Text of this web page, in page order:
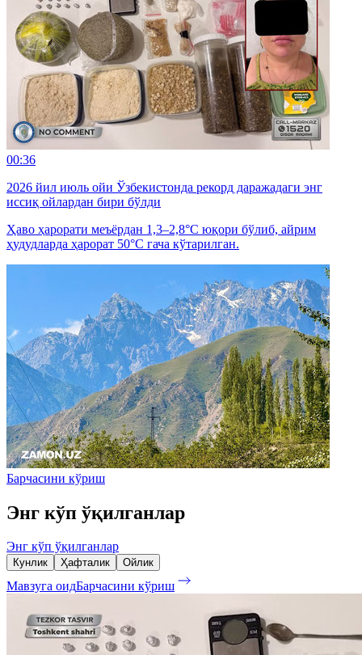
00:36
2026 йил июль ойи Ўзбекистонда рекорд даражадаги энг
иссиқ ойлардан бири бўлди
Ҳаво ҳарорати меъёрдан 1,3–2,8°C юқори бўлиб, айрим
ҳудудларда ҳарорат 50°C гача кўтарилган.
Барчасини кўриш
Энг кўп ўқилганлар
Энг кўп ўқилганлар
Кунлик Ҳафталик Ойлик
Мавзуга оидБарчасини кўриш